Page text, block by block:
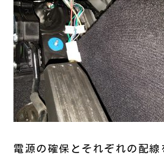
電源の確保とそれぞれの配